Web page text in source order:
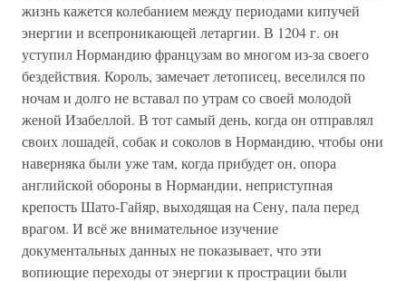
жизнь кажется колебанием между периодами кипучей
энергии и всепроникающей летаргии. В 1204 г. он
уступил Нормандию французам во многом из-за своего
бездействия. Король, замечает летописец, веселился по
ночам и долго не вставал по утрам со своей молодой
женой Изабеллой. В тот самый день, когда он отправлял
своих лошадей, собак и соколов в Нормандию, чтобы они
наверняка были уже там, когда прибудет он, опора
английской обороны в Нормандии, неприступная
крепость Шато-Гайяр, выходящая на Сену, пала перед
врагом. И всё же внимательное изучение
документальных данных не показывает, что эти
вопиющие переходы от энергии к прострации были